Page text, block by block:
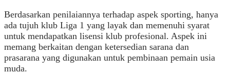
Berdasarkan penilaiannya terhadap aspek sporting, hanya
ada tujuh klub Liga 1 yang layak dan memenuhi syarat
untuk mendapatkan lisensi klub profesional. Aspek ini
memang berkaitan dengan ketersedian sarana dan
prasarana yang digunakan untuk pembinaan pemain usia
muda.